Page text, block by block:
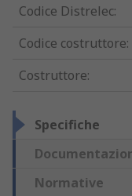
Codice Distrelec:
Codice costruttore:
Costruttore:
Specifiche
Normative